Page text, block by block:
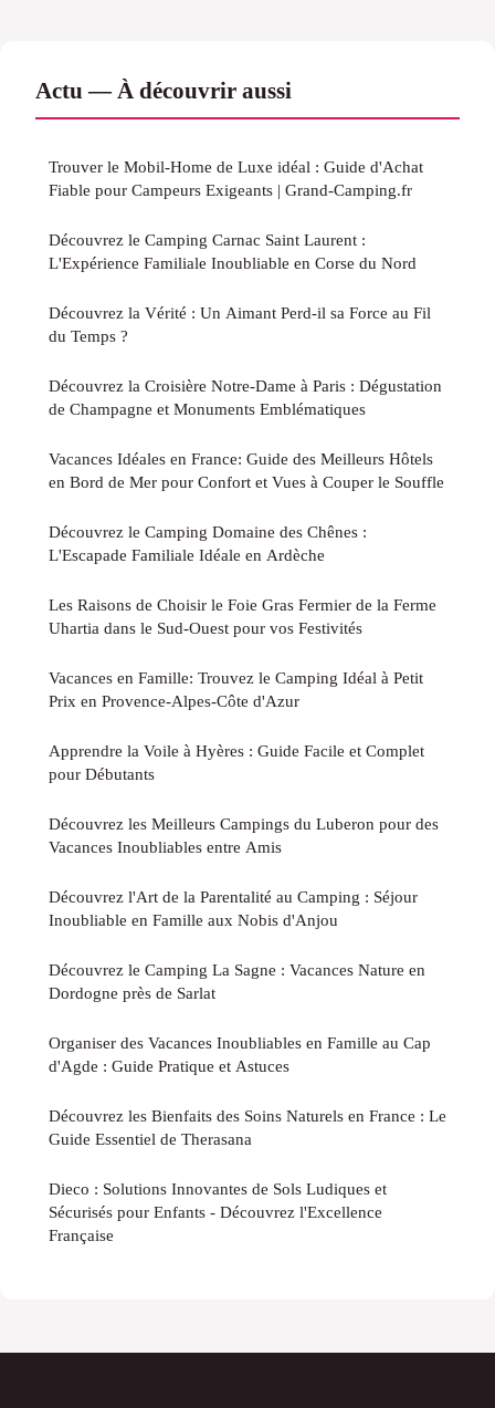
Actu — À découvrir aussi
Trouver le Mobil-Home de Luxe idéal : Guide d'Achat
Fiable pour Campeurs Exigeants | Grand-Camping.fr
Découvrez le Camping Carnac Saint Laurent :
L'Expérience Familiale Inoubliable en Corse du Nord
Découvrez la Vérité : Un Aimant Perd-il sa Force au Fil
du Temps ?
Découvrez la Croisière Notre-Dame à Paris : Dégustation
de Champagne et Monuments Emblématiques
Vacances Idéales en France: Guide des Meilleurs Hôtels
en Bord de Mer pour Confort et Vues à Couper le Souffle
Découvrez le Camping Domaine des Chênes :
L'Escapade Familiale Idéale en Ardèche
Les Raisons de Choisir le Foie Gras Fermier de la Ferme
Uhartia dans le Sud-Ouest pour vos Festivités
Vacances en Famille: Trouvez le Camping Idéal à Petit
Prix en Provence-Alpes-Côte d'Azur
Apprendre la Voile à Hyères : Guide Facile et Complet
pour Débutants
Découvrez les Meilleurs Campings du Luberon pour des
Vacances Inoubliables entre Amis
Découvrez l'Art de la Parentalité au Camping : Séjour
Inoubliable en Famille aux Nobis d'Anjou
Découvrez le Camping La Sagne : Vacances Nature en
Dordogne près de Sarlat
Organiser des Vacances Inoubliables en Famille au Cap
d'Agde : Guide Pratique et Astuces
Découvrez les Bienfaits des Soins Naturels en France : Le
Guide Essentiel de Therasana
Dieco : Solutions Innovantes de Sols Ludiques et
Sécurisés pour Enfants - Découvrez l'Excellence
Française